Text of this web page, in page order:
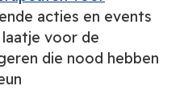
acties en events
voor de
die nood hebben